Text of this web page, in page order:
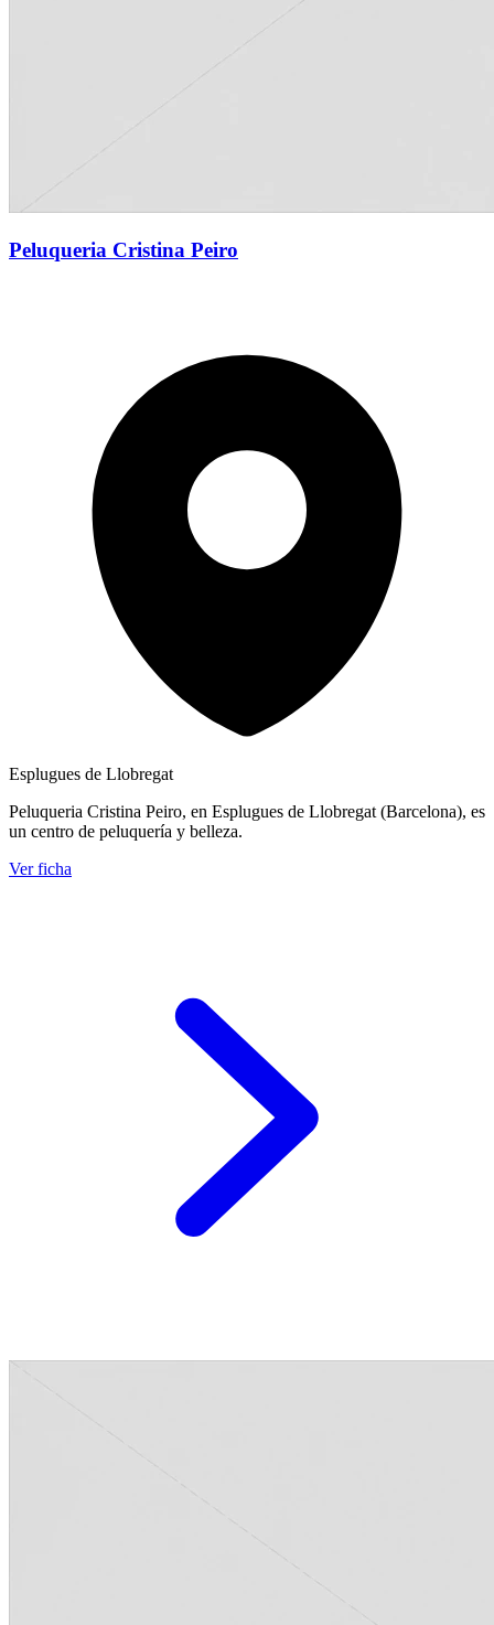
Peluqueria Cristina Peiro
Esplugues de Llobregat
Peluqueria Cristina Peiro, en Esplugues de Llobregat (Barcelona), es
un centro de peluquería y belleza.
Ver ficha